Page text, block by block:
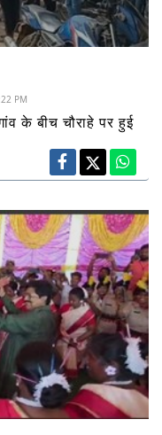
PM
के बीच चौराहे पर हुई